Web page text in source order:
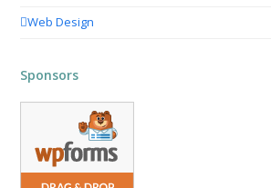
Web Design
Sponsors